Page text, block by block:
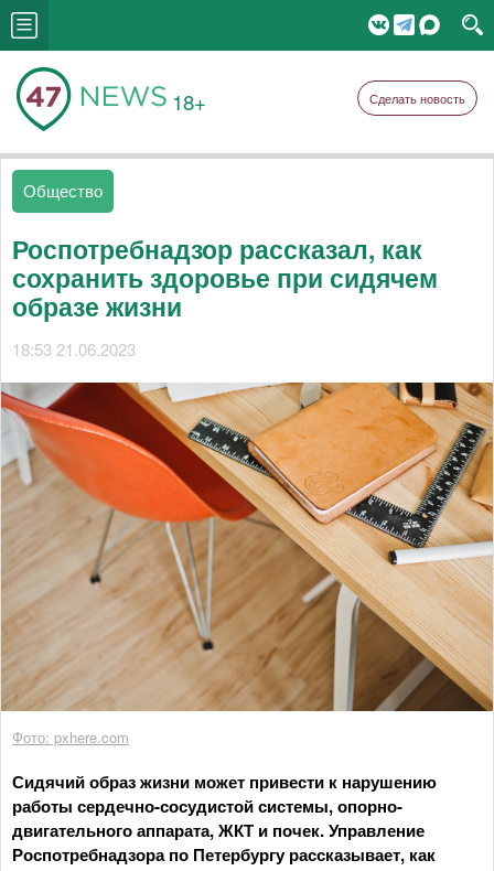
18+ Сделать новость
Общество
Роспотребнадзор рассказал, как
сохранить здоровье при сидячем
образе жизни
18:53 21.06.2023
Фото: pxhere.com
Сидячий образ жизни может привести к нарушению
работы сердечно-сосудистой системы, опорно-
двигательного аппарата, ЖКТ и почек. Управление
Роспотребнадзора по Петербургу рассказывает, как